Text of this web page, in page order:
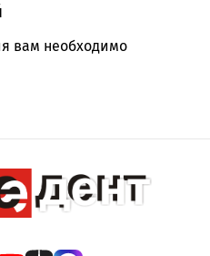
вам необходимо